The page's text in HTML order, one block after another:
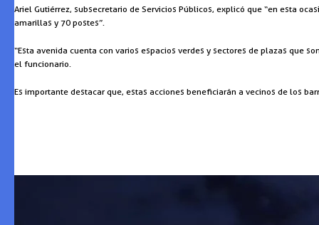
Ariel Gutiérrez, subsecretario de Servicios Públicos, explicó que “en esta
amarillas y 70 postes”.
“Esta avenida cuenta con varios espacios verdes y sectores de plazas que
el funcionario.
Es importante destacar que, estas acciones beneficiarán a vecinos de los